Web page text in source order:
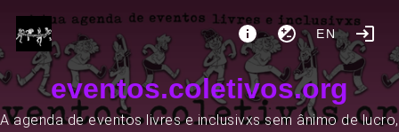
EN
eventos.coletivos.org
A agenda de eventos livres e inclusivxs sem ânimo de lucro,